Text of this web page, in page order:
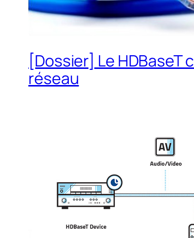
[Dossier] Le HDBaseT
réseau